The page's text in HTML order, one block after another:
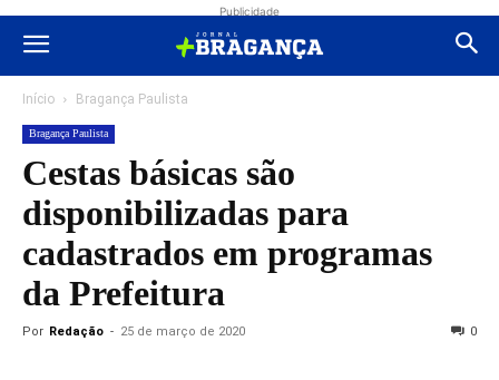
Publicidade
Início Bragança Paulista
Bragança Paulista
Cestas básicas são
disponibilizadas para
cadastrados em programas
da Prefeitura
Por Redação - 25 de março de 2020 0